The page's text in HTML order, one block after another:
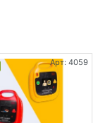
Арт: 4059